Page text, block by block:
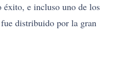
e incluso uno de los
distribuido por la gran